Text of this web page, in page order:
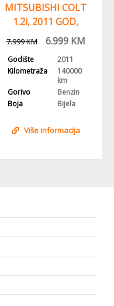
MITSUBISHI COLT
1.2i, 2011 GOD,
KLIMA, ALU FELGE
7.999KM 6.999KM
Godište
2011
Kilometraža
140000
km
Gorivo
Benzin
Boja
Bijela
Više informacija